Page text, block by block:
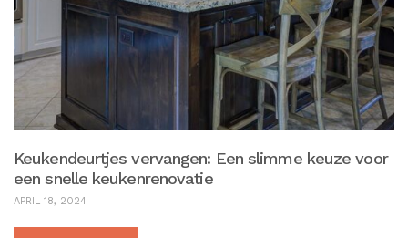
Keukendeurtjes vervangen: Een slimme keuze voor
een snelle keukenrenovatie
APRIL 18, 2024